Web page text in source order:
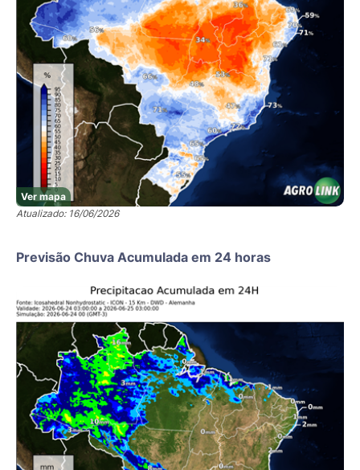
Ver mapa
Atualizado: 16/06/2026
Previsão Chuva Acumulada em 24 horas